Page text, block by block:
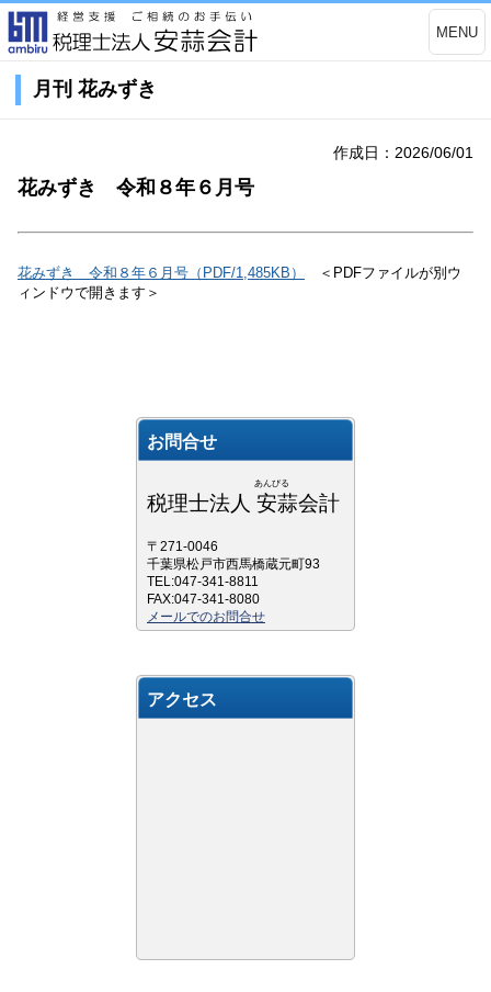
MENU
月刊 花みずき
作成日：2026/06/01
花みずき 令和８年６月号
花みずき 令和８年６月号（PDF/1,485KB）
＜PDFファイルが別ウ
ィンドウで開きます＞
お問合せ
あんびる
税理士法人 安蒜会計
〒271-0046
千葉県松戸市西馬橋蔵元町93
TEL:047-341-8811
FAX:047-341-8080
メールでのお問合せ
アクセス